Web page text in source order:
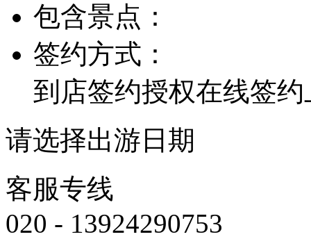
包含景点：
签约方式：
到店签约授权在线签约
请选择出游日期
客服专线
020 - 13924290753